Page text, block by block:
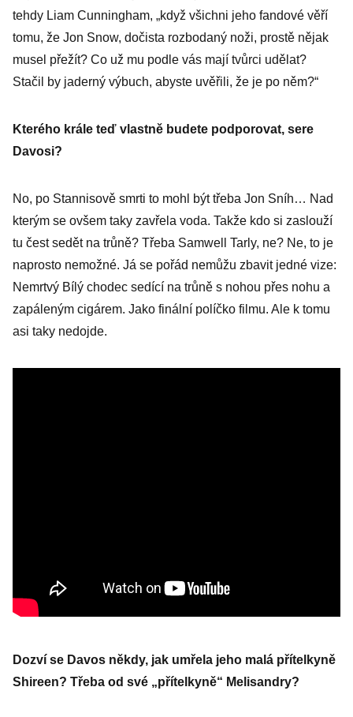
tehdy Liam Cunningham, „když všichni jeho fandové věří
tomu, že Jon Snow, dočista rozbodaný noži, prostě nějak
musel přežít? Co už mu podle vás mají tvůrci udělat?
Stačil by jaderný výbuch, abyste uvěřili, že je po něm?“
Kterého krále teď vlastně budete podporovat, sere
Davosi?
No, po Stannisově smrti to mohl být třeba Jon Sníh… Nad
kterým se ovšem taky zavřela voda. Takže kdo si zaslouží
tu čest sedět na trůně? Třeba Samwell Tarly, ne? Ne, to je
naprosto nemožné. Já se pořád nemůžu zbavit jedné vize:
Nemrtvý Bílý chodec sedící na trůně s nohou přes nohu a
zapáleným cigárem. Jako finální políčko filmu. Ale k tomu
asi taky nedojde.
Dozví se Davos někdy, jak umřela jeho malá přítelkyně
Shireen? Třeba od své „přítelkyně“ Melisandry?